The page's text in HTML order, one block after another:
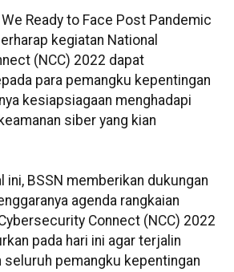
Ready to Face Post Pandemic
kegiatan National
(NCC) 2022 dapat
para pemangku kepentingan
kesiapsiagaan menghadapi
siber yang kian
ini, BSSN memberikan dukungan
agenda rangkaian
Connect (NCC) 2022
pada hari ini agar terjalin
seluruh pemangku kepentingan